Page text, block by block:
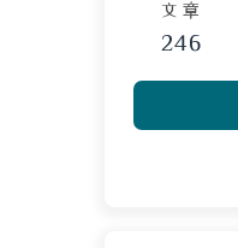
文章
246